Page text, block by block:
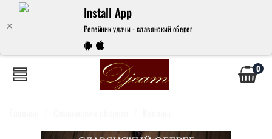
Install App
Репейник удачи - славянский оберег
0